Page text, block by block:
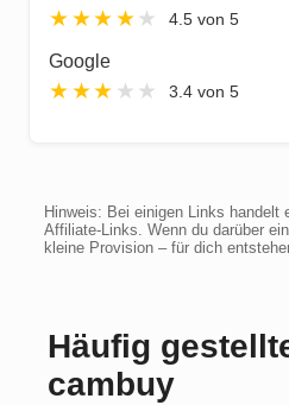
★★★★ ★ 4.5 von 5
Google
★★★ ★ ★ 3.4 von 5
Hinweis: Bei einigen Links handelt
Affiliate-Links. Wenn du darüber
kleine Provision – für dich
Häufig
cambuy